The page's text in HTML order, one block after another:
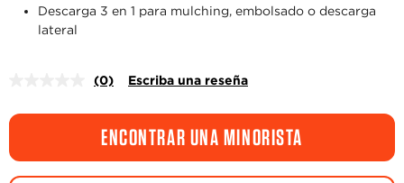
Descarga 3 en 1 para mulching, embolsado o descarga
lateral
Sin
Enlace
en
la
misma
página.
(0) Escriba una reseña
ENCONTRAR UNA MINORISTA